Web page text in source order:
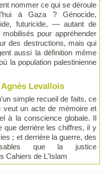
nommer ce qui se déroule
à Gaza ? Génocide,
futuricide, — autant de
pour appréhender
des destructions, mais qui
aussi la définition même
la population palestinienne
Levallois
simple recueil de faits, ce
veut un acte de mémoire et
à la conscience globale. Il
que derrière les chiffres, il y
; et derrière la guerre, des
que la justice
Cahiers de L'Islam